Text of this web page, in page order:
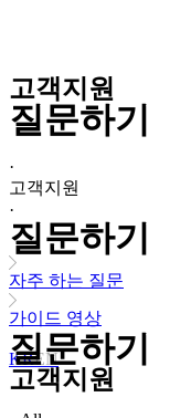
KREN
고객지원
질문하기
·
고객지원
·
질문하기
자주 하는 질문
가이드 영상
질문하기
고객지원